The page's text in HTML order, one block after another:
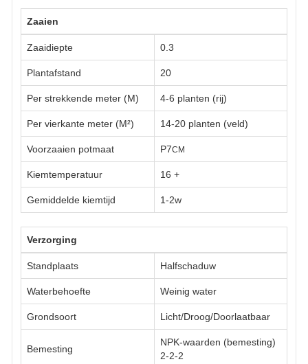
Zaaien
Zaaidiepte 0.3
Plantafstand 20
Per strekkende meter (M) 4-6 planten (rij)
Per vierkante meter (M²) 14-20 planten (veld)
Voorzaaien potmaat P7CM
Kiemtemperatuur 16 +
Gemiddelde kiemtijd 1-2w
Verzorging
Standplaats Halfschaduw
Waterbehoefte Weinig water
Grondsoort Licht/Droog/Doorlaatbaar
Bemesting
NPK-waarden (bemesting)
2-2-2